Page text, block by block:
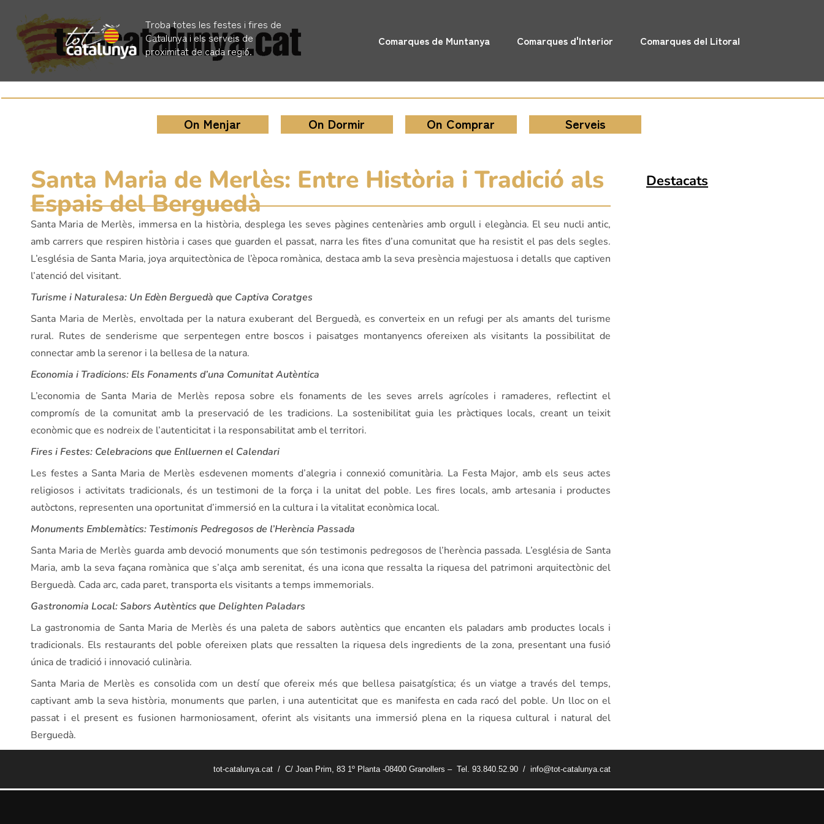
Troba totes les festes i fires de
Catalunya i els serveis de
proximitat de cada regió.
Comarques de Muntanya Comarques d'Interior Comarques del Litoral
On Menjar On Dormir On Comprar Serveis
Santa Maria de Merlès: Entre Història i Tradició als
Espais del Berguedà
Santa Maria de Merlès, immersa en la història, desplega les seves pàgines centenàries amb orgull i elegància. El seu nucli antic,
amb carrers que respiren història i cases que guarden el passat, narra les fites d’una comunitat que ha resistit el pas dels segles.
L’església de Santa Maria, joya arquitectònica de l’època romànica, destaca amb la seva presència majestuosa i detalls que captiven
l’atenció del visitant.
Turisme i Naturalesa: Un Edèn Berguedà que Captiva Coratges
Santa Maria de Merlès, envoltada per la natura exuberant del Berguedà, es converteix en un refugi per als amants del turisme
rural. Rutes de senderisme que serpentegen entre boscos i paisatges montanyencs ofereixen als visitants la possibilitat de
connectar amb la serenor i la bellesa de la natura.
Economia i Tradicions: Els Fonaments d’una Comunitat Autèntica
L’economia de Santa Maria de Merlès reposa sobre els fonaments de les seves arrels agrícoles i ramaderes, reflectint el
compromís de la comunitat amb la preservació de les tradicions. La sostenibilitat guia les pràctiques locals, creant un teixit
econòmic que es nodreix de l’autenticitat i la responsabilitat amb el territori.
Fires i Festes: Celebracions que Enlluernen el Calendari
Les festes a Santa Maria de Merlès esdevenen moments d’alegria i connexió comunitària. La Festa Major, amb els seus actes
religiosos i activitats tradicionals, és un testimoni de la força i la unitat del poble. Les fires locals, amb artesania i productes
autòctons, representen una oportunitat d’immersió en la cultura i la vitalitat econòmica local.
Monuments Emblemàtics: Testimonis Pedregosos de l’Herència Passada
Santa Maria de Merlès guarda amb devoció monuments que són testimonis pedregosos de l’herència passada. L’església de Santa
Maria, amb la seva façana romànica que s’alça amb serenitat, és una icona que ressalta la riquesa del patrimoni arquitectònic del
Berguedà. Cada arc, cada paret, transporta els visitants a temps immemorials.
Gastronomia Local: Sabors Autèntics que Delighten Paladars
La gastronomia de Santa Maria de Merlès és una paleta de sabors autèntics que encanten els paladars amb productes locals i
tradicionals. Els restaurants del poble ofereixen plats que ressalten la riquesa dels ingredients de la zona, presentant una fusió
única de tradició i innovació culinària.
Santa Maria de Merlès es consolida com un destí que ofereix més que bellesa paisatgística; és un viatge a través del temps,
captivant amb la seva història, monuments que parlen, i una autenticitat que es manifesta en cada racó del poble. Un lloc on el
passat i el present es fusionen harmoniosament, oferint als visitants una immersió plena en la riquesa cultural i natural del
Berguedà.
Destacats
tot-catalunya.cat / C/ Joan Prim, 83 1º Planta -08400 Granollers – Tel. 93.840.52.90 / info@tot-catalunya.cat